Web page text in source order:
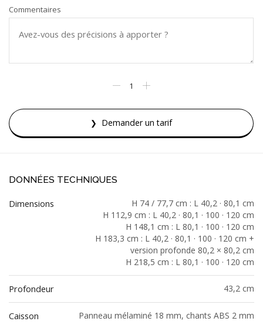
Commentaires
Demander un tarif
DONNÉES TECHNIQUES
Dimensions
H 74 / 77,7 cm : L 40,2 · 80,1 cm
H 112,9 cm : L 40,2 · 80,1 · 100 · 120 cm
H 148,1 cm : L 80,1 · 100 · 120 cm
H 183,3 cm : L 40,2 · 80,1 · 100 · 120 cm +
version profonde 80,2 × 80,2 cm
H 218,5 cm : L 80,1 · 100 · 120 cm
Profondeur 43,2 cm
Caisson Panneau mélaminé 18 mm, chants ABS 2 mm